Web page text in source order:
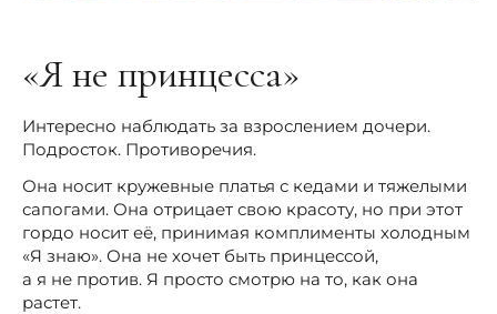
«Я не принцесса»
Интересно наблюдать за взрослением дочери.
Подросток. Противоречия.
Она носит кружевные платья с кедами и тяжелыми
сапогами. Она отрицает свою красоту, но при этот
гордо носит её, принимая комплименты холодным
«Я знаю». Она не хочет быть принцессой,
а я не против. Я просто смотрю на то, как она
растет.